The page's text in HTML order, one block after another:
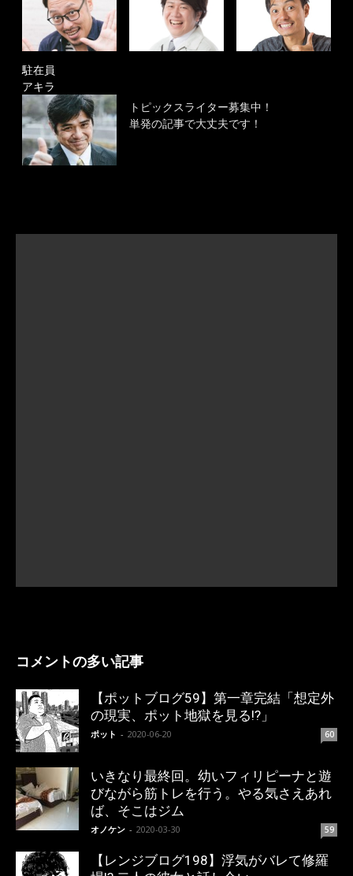
駐在員
アキラ
トピックスライター募集中！
単発の記事で大丈夫です！
コメントの多い記事
【ポットブログ59】第一章完結「想定外
の現実、ポット地獄を見る!?」
ポット - 2020-06-20 60
いきなり最終回。幼いフィリピーナと遊
びながら筋トレを行う。やる気さえあれ
ば、そこはジム
オノケン - 2020-03-30 59
【レンジブログ198】浮気がバレて修羅